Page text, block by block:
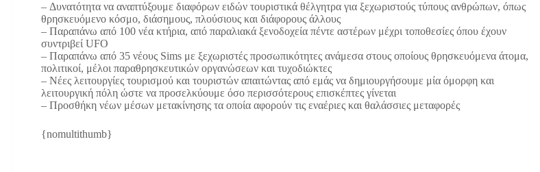
– Δυνατότητα να αναπτύξουμε διαφόρων ειδών τουριστικά θέλγητρα για ξεχωριστούς τύπους ανθρώπων, όπως
θρησκευόμενο κόσμο, διάσημους, πλούσιους και διάφορους άλλους
– Παραπάνω από 100 νέα κτήρια, από παραλιακά ξενοδοχεία πέντε αστέρων μέχρι τοποθεσίες όπου έχουν
συντριβεί UFO
– Παραπάνω από 35 νέους Sims με ξεχωριστές προσωπικότητες ανάμεσα στους οποίους θρησκευόμενα άτομα,
πολιτικοί, μέλοι παραθρησκευτικών οργανώσεων και τυχοδιώκτες
– Νέες λειτουργίες τουρισμού και τουριστών απαιτώντας από εμάς να δημιουργήσουμε μία όμορφη και
λειτουργική πόλη ώστε να προσελκύουμε όσο περισσότερους επισκέπτες γίνεται
– Προσθήκη νέων μέσων μετακίνησης τα οποία αφορούν τις εναέριες και θαλάσσιες μεταφορές
{nomultithumb}